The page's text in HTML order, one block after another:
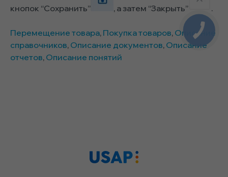
кнопок “Сохранить” , а затем “Закрыть” .
Перемещение товара, Покупка товаров, Описание
справочников, Описание документов, Описание
отчетов, Описание понятий